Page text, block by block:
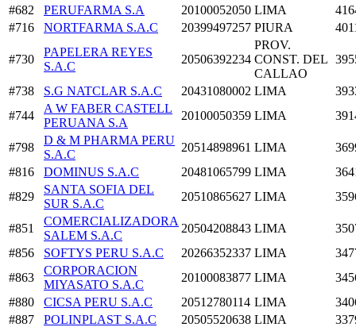
#682
PERUFARMA S.A 20100052050 LIMA
#716
NORTFARMA S.A.C 20399497257 PIURA
#730
PAPELERA REYES
S.A.C
20506392234
PROV.
CONST. DEL
CALLAO
#738 S.G NATCLAR S.A.C 20431080002 LIMA
#744
A W FABER CASTELL
PERUANA S.A
20100050359 LIMA
#798
D & M PHARMA PERU
S.A.C
20514898961 LIMA
#816
DOMINUS S.A.C 20481065799 LIMA
#829
SANTA SOFIA DEL
SUR S.A.C
20510865627 LIMA
#851
COMERCIALIZADORA
SALEM S.A.C
20504208843 LIMA
#856
SOFTYS PERU S.A.C 20266352337 LIMA
#863
CORPORACION
MIYASATO S.A.C
20100083877 LIMA
#880
CICSA PERU S.A.C 20512780114 LIMA
#887
POLINPLAST S.A.C 20505520638 LIMA